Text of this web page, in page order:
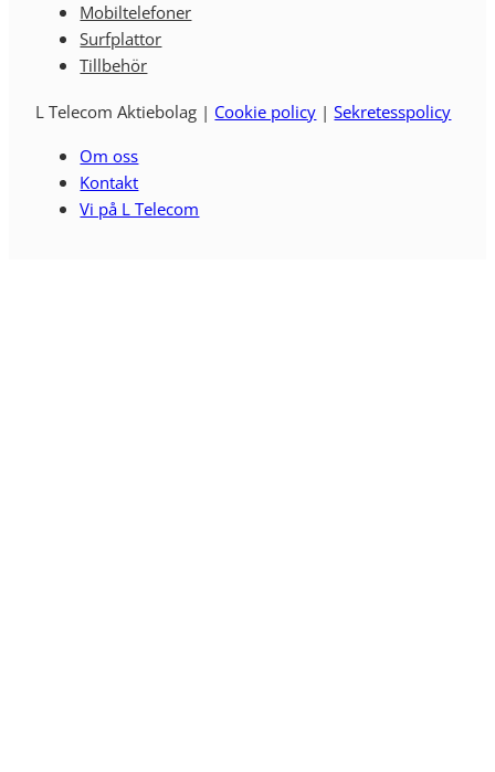
Mobiltelefoner
Surfplattor
Tillbehör
L Telecom Aktiebolag | Cookie policy |Sekretesspolicy
Om oss
Kontakt
Vi på L Telecom